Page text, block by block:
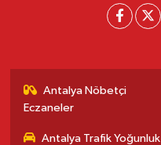
Antalya Nöbetçi
Eczaneler
Antalya Trafik Yoğunluk